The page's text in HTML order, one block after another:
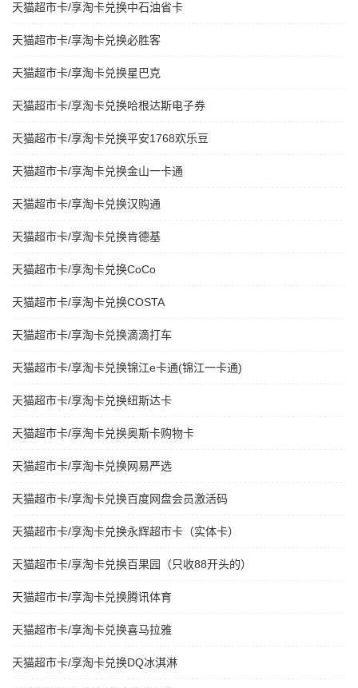
天猫超市卡/享淘卡兑换中石油省卡
天猫超市卡/享淘卡兑换必胜客
天猫超市卡/享淘卡兑换星巴克
天猫超市卡/享淘卡兑换哈根达斯电子券
天猫超市卡/享淘卡兑换平安1768欢乐豆
天猫超市卡/享淘卡兑换金山一卡通
天猫超市卡/享淘卡兑换汉购通
天猫超市卡/享淘卡兑换肯德基
天猫超市卡/享淘卡兑换CoCo
天猫超市卡/享淘卡兑换COSTA
天猫超市卡/享淘卡兑换滴滴打车
天猫超市卡/享淘卡兑换锦江e卡通(锦江一卡通)
天猫超市卡/享淘卡兑换纽斯达卡
天猫超市卡/享淘卡兑换奥斯卡购物卡
天猫超市卡/享淘卡兑换网易严选
天猫超市卡/享淘卡兑换百度网盘会员激活码
天猫超市卡/享淘卡兑换永辉超市卡（实体卡）
天猫超市卡/享淘卡兑换百果园（只收88开头的）
天猫超市卡/享淘卡兑换腾讯体育
天猫超市卡/享淘卡兑换喜马拉雅
天猫超市卡/享淘卡兑换DQ冰淇淋